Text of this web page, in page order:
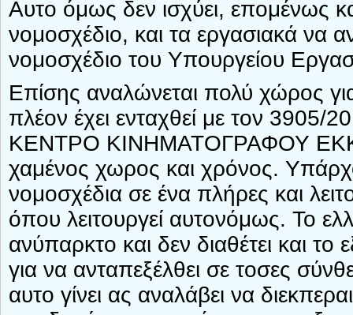
Αυτο όμως δεν ισχύει, επομένως
νομοσχέδιο, και τα εργασιακά να
νομοσχέδιο του Υπουργείου
Επίσης αναλώνεται πολύ χώρος
πλέον έχει ενταχθεί με τον
ΚΕΝΤΡΟ ΚΙΝΗΜΑΤΟΓΡΑΦΟΥ ΕΚΚ,
χαμένος χωρος και χρόνος.
νομοσχέδια σε ένα πλήρες και
όπου λειτουργεί αυτονόμως. Το
ανύπαρκτο και δεν διαθέτει και
για να ανταπεξέλθει σε τοσες
αυτο γίνει ας αναλάβει να